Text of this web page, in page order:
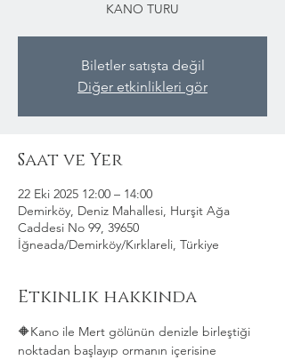
KANO TURU
Biletler satışta değil
Diğer etkinlikleri gör
Saat ve Yer
22 Eki 2025 12:00 – 14:00
Demirköy, Deniz Mahallesi, Hurşit Ağa
Caddesi No 99, 39650
İğneada/Demirköy/Kırklareli, Türkiye
Etkinlik hakkında
🔶Kano ile Mert gölünün denizle birleştiği
noktadan başlayıp ormanın içerisine